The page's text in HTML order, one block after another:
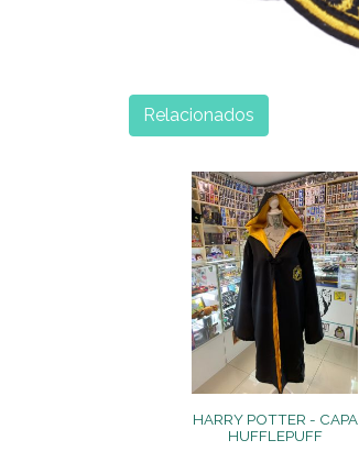
HARRY POTTER - CAPA
HUFFLEPUFF
Relacionados